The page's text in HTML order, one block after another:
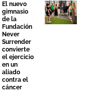
El nuevo
gimnasio
de la
Fundación
Never
Surrender
convierte
el ejercicio
en un
aliado
contra el
cáncer